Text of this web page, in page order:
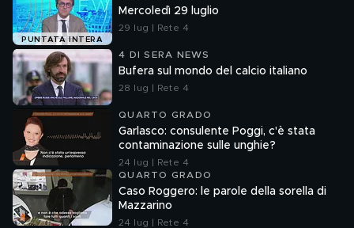
PUNTATA INTERA
Mercoledì 29 luglio
29 lug | Rete 4
4 DI SERA NEWS
Bufera sul mondo del calcio italiano
28 lug | Rete 4
QUARTO GRADO
Garlasco: consulente Poggi, c'è stata
contaminazione sulle unghie?
24 lug | Rete 4
QUARTO GRADO
Caso Roggero: le parole della sorella di
Mazzarino
24 lug | Rete 4